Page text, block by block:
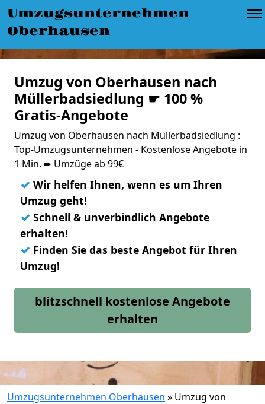
Umzugsunternehmen
Oberhausen
Umzug von Oberhausen nach
Müllerbadsiedlung ☛ 100 %
Gratis-Angebote
Umzug von Oberhausen nach Müllerbadsiedlung :
Top-Umzugsunternehmen - Kostenlose Angebote in
1 Min. ➨ Umzüge ab 99€
✓ Wir helfen Ihnen, wenn es um Ihren
Umzug geht!
✓ Schnell & unverbindlich Angebote
erhalten!
✓ Finden Sie das beste Angebot für Ihren
Umzug!
blitzschnell kostenlose Angebote
erhalten
Umzugsunternehmen Oberhausen » Umzug von